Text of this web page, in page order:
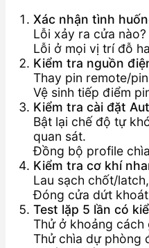
Xác nhận tình
Lỗi xảy ra cửa
Lỗi ở mọi vị trí đỗ
Kiểm tra nguồn
Thay pin remote/
Vệ sinh tiếp điểm
Kiểm tra cài đặt
Bật lại chế độ tự
quan sát.
Đồng bộ profile
Kiểm tra cơ khí
Lau sạch chốt/
Đóng cửa dứt
Test lặp 5 lần có
Thử ở khoảng cách
Thử chìa dự phòng